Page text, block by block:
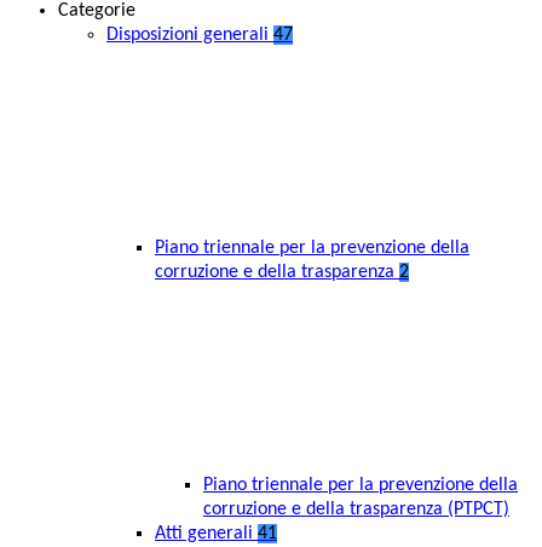
Categorie
Disposizioni generali 47
Piano triennale per la prevenzione della
corruzione e della trasparenza 2
Piano triennale per la prevenzione della
corruzione e della trasparenza (PTPCT)
Atti generali 41